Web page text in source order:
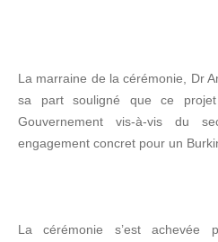
La marraine de la cérémonie, Dr
sa part souligné que ce
Gouvernement vis-à-vis du
engagement concret pour un
La cérémonie s’est